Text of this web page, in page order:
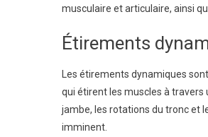
musculaire et articulaire, ainsi
Étirements
Les étirements dynamiques
qui étirent les muscles à
jambe, les rotations du tronc et
imminent.